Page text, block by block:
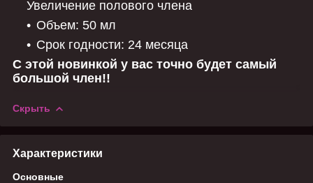
Увеличение полового члена
Объем: 50 мл
Срок годности: 24 месяца
С этой новинкой у вас точно будет самый
большой член!!
Скрыть
Характеристики
Основные